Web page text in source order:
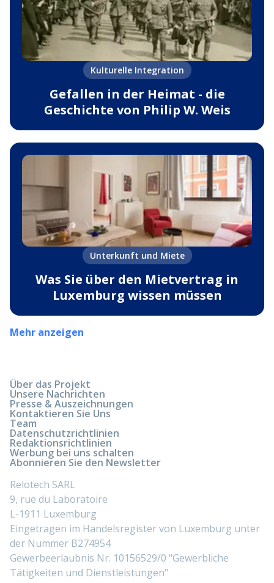
Kulturelle Integration
Gefallen in der Heimat - die
Geschichte von Philip W. Weis
Unterkunft und Miete
Was Sie über den Mietvertrag in
Luxemburg wissen müssen
Mehr anzeigen
Über das Projekt
Unsere Nachrichten
Presse & Auszeichnungen
Kontaktieren Sie Uns
Team
Datenschutzrichtlinien
Redaktionsrichtlinien
Werbung bei uns schalten
Abonnieren Sie den Newsletter
Relotech SARL
9, rue du Laboratoire
L-1911 Luxemburg
Eingetragen im Handelsregister von Luxemburg unter
der Nummer B274954
Gewerbeerlaubnis Nr. 10156529/0 "Gewerbliche
Tätigkeiten und Dienstleistungen"